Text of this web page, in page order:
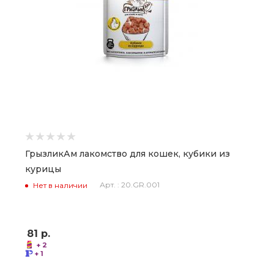
ГрызликАм лакомство для кошек, кубики из
курицы
Нет в наличии Арт. : 20.GR.001
81 р.
+ 2
+ 1